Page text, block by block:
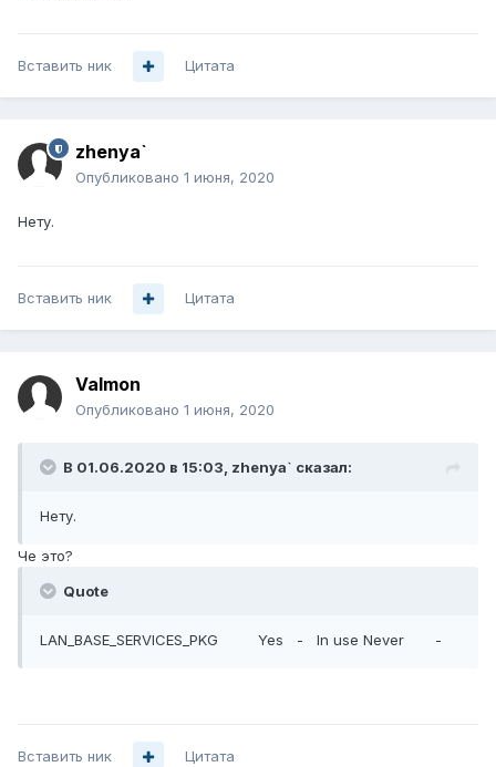
Вставить ник Цитата
zhenya`
Опубликовано 1 июня, 2020
Нету.
Вставить ник Цитата
Valmon
Опубликовано 1 июня, 2020
В 01.06.2020 в 15:03, zhenya` сказал:
Нету.
Че это?
Quote
LAN_BASE_SERVICES_PKG Yes - In use Never -
Вставить ник Цитата